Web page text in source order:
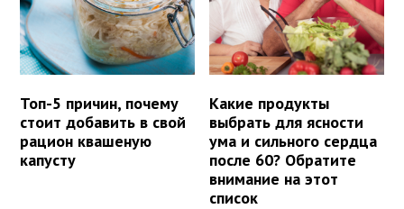
Топ-5 причин, почему
стоит добавить в свой
рацион квашеную
капусту
Какие продукты
выбрать для ясности
ума и сильного сердца
после 60? Обратите
внимание на этот
список